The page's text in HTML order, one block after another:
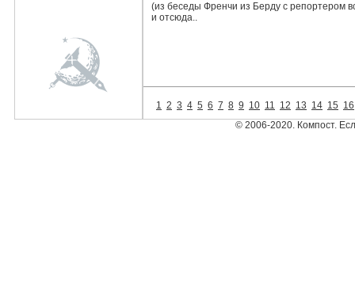
(из беседы Френчи из Берду с репортером
и отсюда..
1 2 3 4 5 6 7 8 9 10 11 12 13 14 15 16
© 2006-2020. Компост.